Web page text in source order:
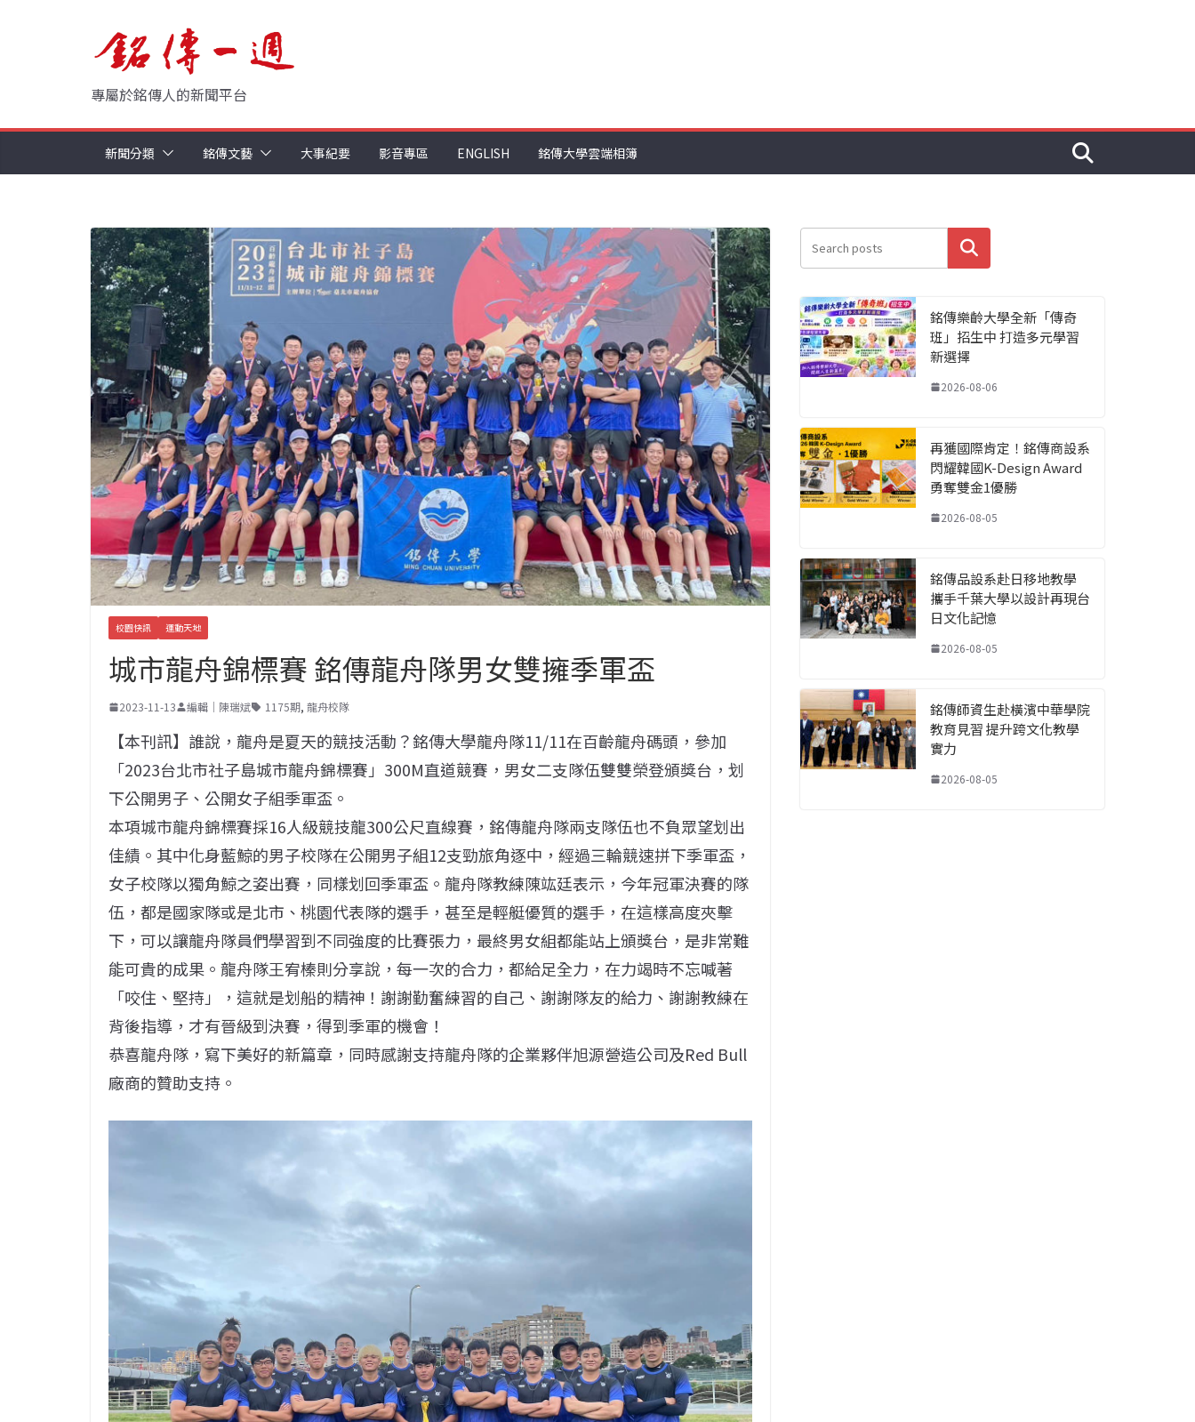
專屬於銘傳人的新聞平台
新聞分類 銘傳文藝 大事紀要 影音專區 ENGLISH 銘傳大學雲端相簿
校園快訊 運動天地
城市龍舟錦標賽 銘傳龍舟隊男女雙擁季軍盃
2023-11-13 編輯｜陳瑞斌 1175期, 龍舟校隊
【本刊訊】誰說，龍舟是夏天的競技活動？銘傳大學龍舟隊11/11在百齡龍舟碼頭，參加
「2023台北市社子島城市龍舟錦標賽」300M直道競賽，男女二支隊伍雙雙榮登頒獎台，划
下公開男子、公開女子組季軍盃。
本項城市龍舟錦標賽採16人級競技龍300公尺直線賽，銘傳龍舟隊兩支隊伍也不負眾望划出
佳績。其中化身藍鯨的男子校隊在公開男子組12支勁旅角逐中，經過三輪競速拼下季軍盃，
女子校隊以獨角鯨之姿出賽，同樣划回季軍盃。龍舟隊教練陳竑廷表示，今年冠軍決賽的隊
伍，都是國家隊或是北市、桃園代表隊的選手，甚至是輕艇優質的選手，在這樣高度夾擊
下，可以讓龍舟隊員們學習到不同強度的比賽張力，最終男女組都能站上頒獎台，是非常難
能可貴的成果。龍舟隊王宥榛則分享說，每一次的合力，都給足全力，在力竭時不忘喊著
「咬住、堅持」，這就是划船的精神！謝謝勤奮練習的自己、謝謝隊友的給力、謝謝教練在
背後指導，才有晉級到決賽，得到季軍的機會！
恭喜龍舟隊，寫下美好的新篇章，同時感謝支持龍舟隊的企業夥伴旭源營造公司及Red Bull
廠商的贊助支持。
搜尋
銘傳樂齡大學全新「傳奇
班」招生中 打造多元學習
新選擇
2026-08-06
再獲國際肯定！銘傳商設系
閃耀韓國K-Design Award
勇奪雙金1優勝
2026-08-05
銘傳品設系赴日移地教學
攜手千葉大學以設計再現台
日文化記憶
2026-08-05
銘傳師資生赴橫濱中華學院
教育見習 提升跨文化教學
實力
2026-08-05